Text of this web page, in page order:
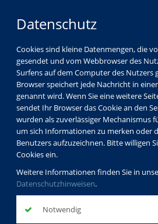
Datenschutz
Cookies sind kleine Datenmengen, die
gesendet und vom Webbrowser des
Surfens auf dem Computer des Nutzers
Browser speichert jede Nachricht in
genannt wird. Wenn Sie eine weitere
sendet Ihr Browser das Cookie an den
wurden als zuverlässiger Mechanismus
um sich Informationen zu merken oder
Benutzers aufzuzeichnen. Bitte willigen
Cookies ein.
Weitere Informationen finden Sie in
Datenschutzhinweisen.
Notwendig